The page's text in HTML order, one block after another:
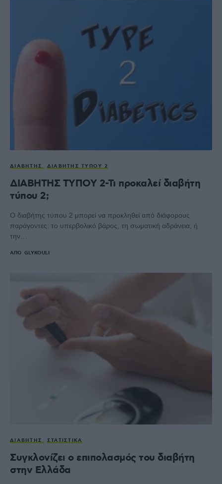
ΔΙΑΒΉΤΗΣ ΔΙΑΒΉΤΗΣ ΤΎΠΟΥ 2
ΔΙΑΒΗΤΗΣ ΤΥΠΟΥ 2-Τι προκαλεί διαβήτη
τύπου 2;
Ο διαβήτης τύπου 2 μπορεί να προκληθεί από διάφορους
παράγοντες: το υπερβολικό βάρος, τη σωματική αδράνεια, ή
την…
ΑΠΌ GLYKOULI
ΔΙΑΒΉΤΗΣ ΣΤΑΤΙΣΤΙΚΆ
Συγκλονίζει ο επιπολασμός του διαβήτη
στην Ελλάδα